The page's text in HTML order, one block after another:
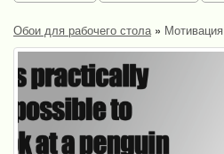
Обои для рабочего стола» Мотивация